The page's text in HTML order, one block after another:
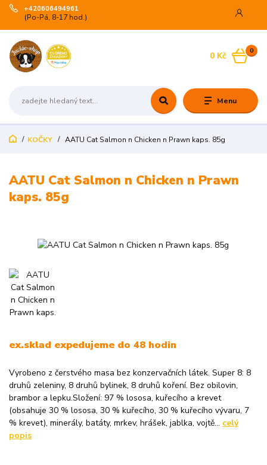
Menu
+420606494961
(Po-Pá, 8-17 hod.)
0
0 Kč
KOČKY AATU Cat Salmon n Chicken n Prawn kaps. 85g
AATU Cat Salmon n Chicken n Prawn
kaps. 85g
ex.sklad expedujeme do 48 hodin
Vyrobeno z čerstvého masa bez konzervačních látek. Super 8: 8
druhů zeleniny, 8 druhů bylinek, 8 druhů koření. Bez obilovin,
brambor a lepku.Složení: 97 % lososa, kuřecího a krevet
(obsahuje 30 % lososa, 30 % kuřecího, 30 % kuřecího vývaru, 7
% krevet), minerály, batáty, mrkev, hrášek, jablka, vojtě... celý
popis